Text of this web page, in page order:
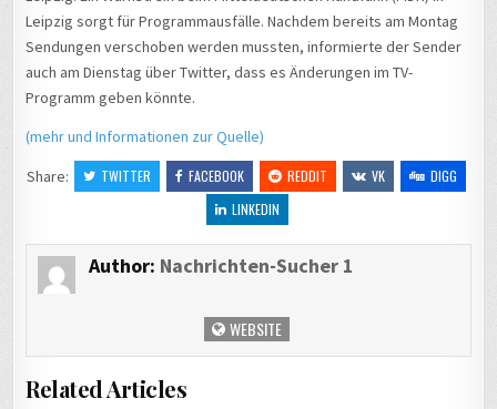
Leipzig sorgt für Programmausfälle. Nachdem bereits am Montag
Sendungen verschoben werden mussten, informierte der Sender
auch am Dienstag über Twitter, dass es Änderungen im TV-
Programm geben könnte.
(mehr und Informationen zur Quelle)
Share:
TWITTER FACEBOOK REDDIT VK
DIGG
LINKEDIN
Author: Nachrichten-Sucher 1
WEBSITE
Related Articles